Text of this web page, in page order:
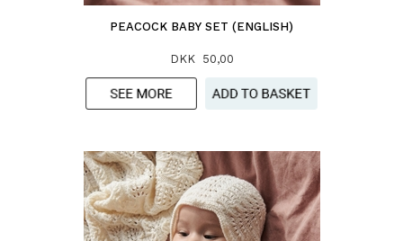
PEACOCK BABY SET (ENGLISH)
DKK 50,00